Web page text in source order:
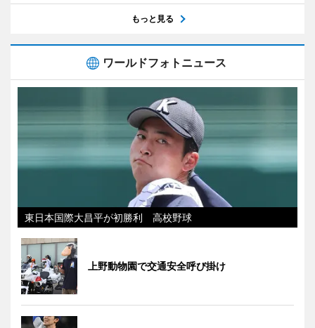
もっと見る
ワールドフォトニュース
東日本国際大昌平が初勝利 高校野球
上野動物園で交通安全呼び掛け